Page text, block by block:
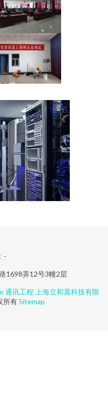
-
1698弄12号3幢2层
通讯工程 上海立和晨科技有限
所有Sitemap